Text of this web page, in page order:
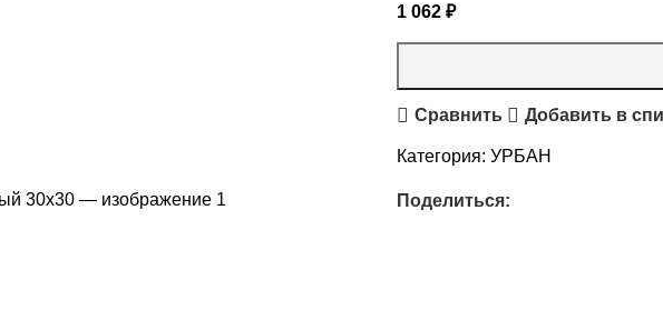
1 062 ₽
Сравнить Добавить в
Категория: УРБАН
Поделиться: